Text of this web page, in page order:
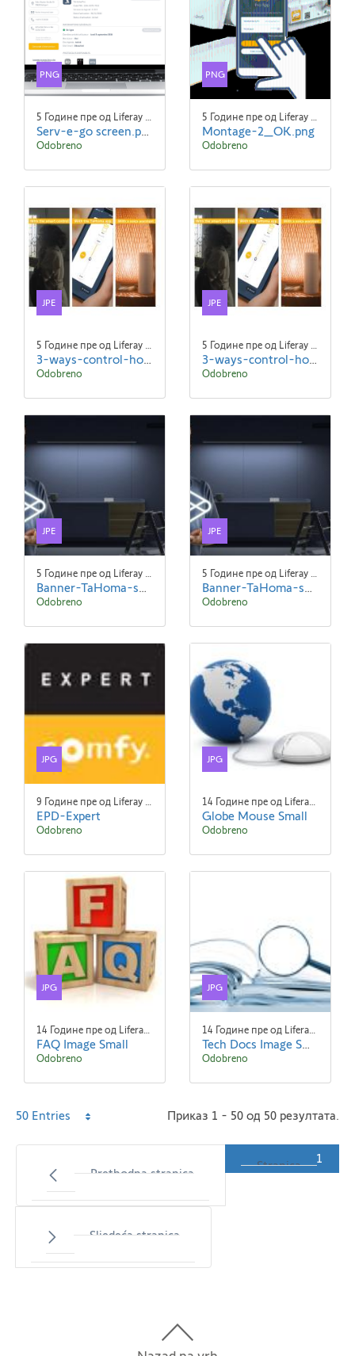
PNG
5 Године пре од Liferay Admin Liferay Admin
Serv-e-go screen.png
Odobreno
PNG
5 Године пре од Liferay Admin Liferay Admin
Montage-2_OK.png
Odobreno
JPE
5 Године пре од Liferay Admin Liferay Admin
3-ways-control-home (1).jpeg
Odobreno
JPE
5 Године пре од Liferay Admin Liferay Admin
3-ways-control-home.jpeg
Odobreno
JPE
5 Године пре од Liferay Admin Liferay Admin
Banner-TaHoma-suitev2 (1).jpeg
Odobreno
JPE
5 Године пре од Liferay Admin Liferay Admin
Banner-TaHoma-suitev2.jpeg
Odobreno
JPG
9 Године пре од Liferay Admin Liferay Admin
EPD-Expert
Odobreno
JPG
14 Године пре од Liferay Admin Liferay Admin
Globe Mouse Small
Odobreno
JPG
14 Године пре од Liferay Admin Liferay Admin
FAQ Image Small
Odobreno
JPG
14 Године пре од Liferay Admin Liferay Admin
Tech Docs Image Small
Odobreno
50 Entries
Per
Приказ 1 - 50 од 50 резултата.
Prethodna stranica
Stranica
1
Sljedeća stranica